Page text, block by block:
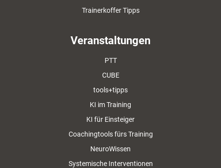
Trainerkoffer Tipps
Veranstaltungen
PTT
CUBE
tools+tipps
KI im Training
KI für Einsteiger
Coachingtools fürs Training
NeuroWissen
Systemische Interventionen